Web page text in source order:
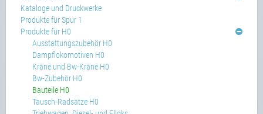
Kataloge und Druckwerke
Produkte für Spur 1
Produkte für H0
Ausstattungszubehör H0
Dampflokomotiven H0
Kräne und Bw-Kräne H0
Bw-Zubehör H0
Bauteile H0
Tausch-Radsätze H0